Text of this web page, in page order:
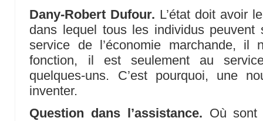
Dany-Robert Dufour. L’état doit avoir
dans lequel tous les individus peuvent
service de l’économie marchande, il
fonction, il est seulement au
quelques-uns. C’est pourquoi, une
inventer.
Question dans l’assistance. Où sont